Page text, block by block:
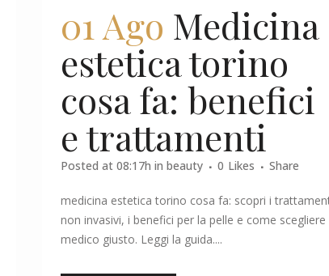
01 Ago Medicina
estetica torino
cosa fa: benefici
e trattamenti
Posted at 08:17h in beauty 0 Likes Share
medicina estetica torino cosa fa: scopri i
non invasivi, i benefici per la pelle e come scegliere
medico giusto. Leggi la guida....